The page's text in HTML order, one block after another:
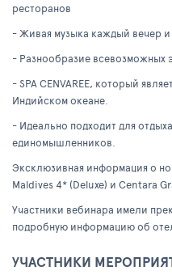
ресторанов
- Живая музыка каждый вечер
- Разнообразие всевозможных
- SPA CENVAREE, который
Индийском океане.
- Идеально подходит для
единомышленников.
Эксклюзивная информация о
Maldives 4* (Deluxe) и Centara
Участники вебинара имели
подробную информацию об
УЧАСТНИКИ